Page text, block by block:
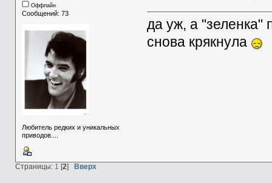
Оффлайн
Сообщений: 73
Любитель редких и уникальных
приводов....
да уж, а "зеленка"
снова крякнула
Страницы: 1 [2] Вверх